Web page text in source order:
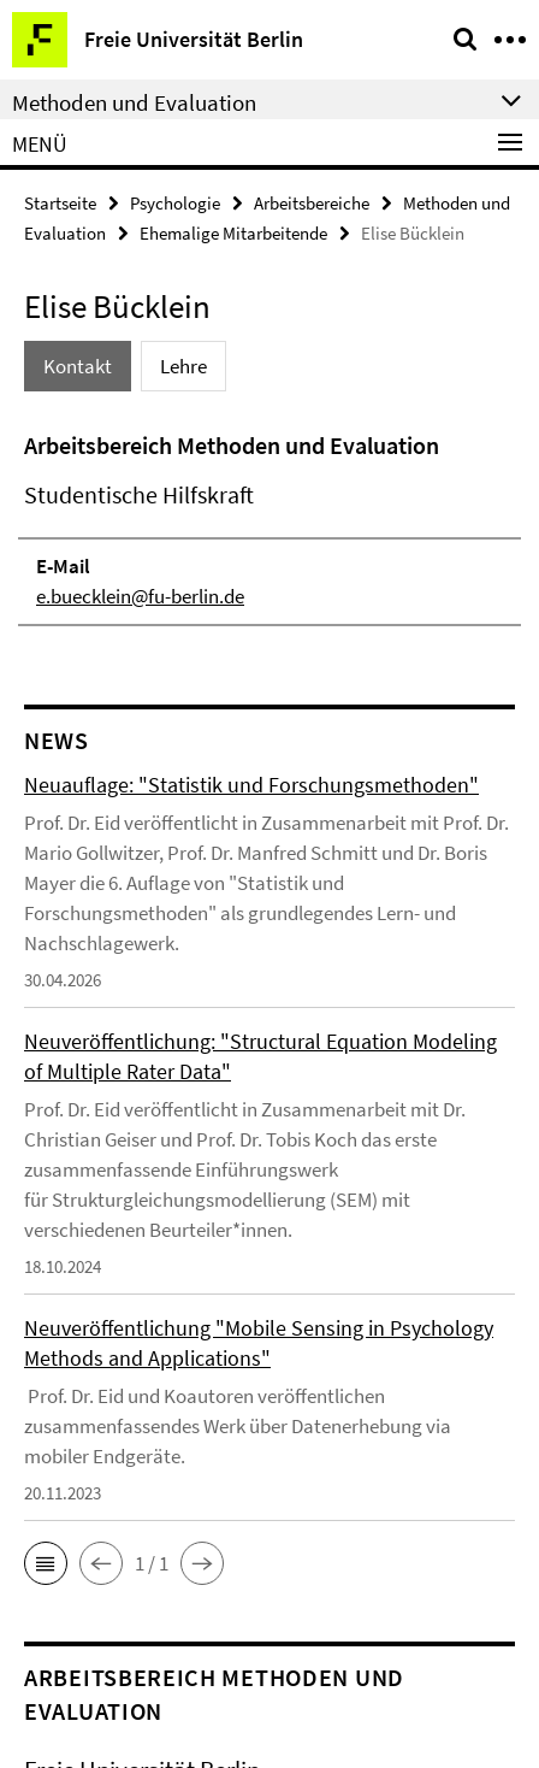
Springe
direkt
zu
Inhalt
Freie Universität Berlin
Service-
Navigation
Methoden und Evaluation
MENÜ
Startseite Psychologie Arbeitsbereiche
Methoden und
Evaluation
Ehemalige Mitarbeitende Elise Bücklein
Elise Bücklein
Kontakt Lehre
Arbeitsbereich Methoden und Evaluation
Studentische Hilfskraft
E-Mail
e.buecklein@fu-berlin.de
NEWS
Neuauflage: "Statistik und Forschungsmethoden"
Prof. Dr. Eid veröffentlicht in Zusammenarbeit mit Prof. Dr.
Mario Gollwitzer, Prof. Dr. Manfred Schmitt und Dr. Boris
Mayer die 6. Auflage von "Statistik und
Forschungsmethoden" als grundlegendes Lern- und
Nachschlagewerk.
30.04.2026
Neuveröffentlichung: "Structural Equation Modeling
of Multiple Rater Data"
Prof. Dr. Eid veröffentlicht in Zusammenarbeit mit Dr.
Christian Geiser und Prof. Dr. Tobis Koch das erste
zusammenfassende Einführungswerk
für Strukturgleichungsmodellierung (SEM) mit
verschiedenen Beurteiler*innen.
18.10.2024
Neuveröffentlichung "Mobile Sensing in Psychology
Methods and Applications"
Prof. Dr. Eid und Koautoren veröffentlichen
zusammenfassendes Werk über Datenerhebung via
mobiler Endgeräte.
20.11.2023
1 / 1
ARBEITSBEREICH METHODEN UND
EVALUATION